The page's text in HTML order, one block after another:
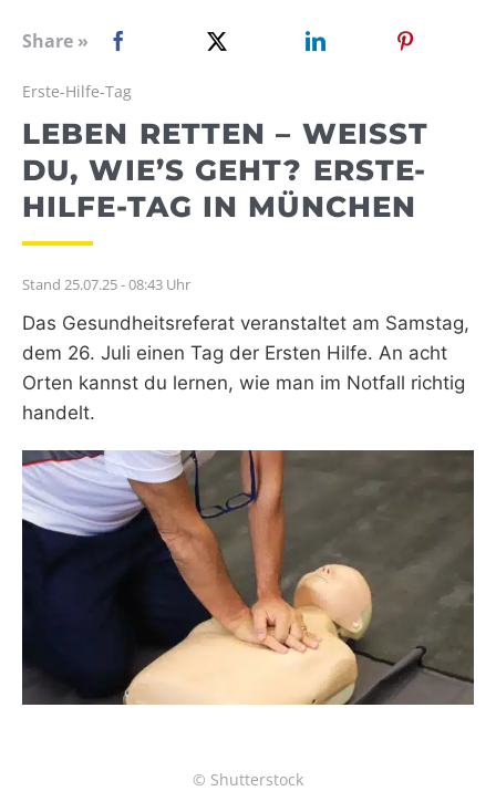
WEBRADIO
Share »
Erste-Hilfe-Tag
LEBEN RETTEN – WEISST D
U, WIE’S GEHT? ERSTE-H
ILFE-TAG IN MÜNCHEN
Stand 25.07.25 - 08:43 Uhr
Das Gesundheitsreferat veranstaltet am Samstag,
dem 26. Juli einen Tag der Ersten Hilfe. An acht
Orten kannst du lernen, wie man im Notfall richtig
handelt.
© Shutterstock